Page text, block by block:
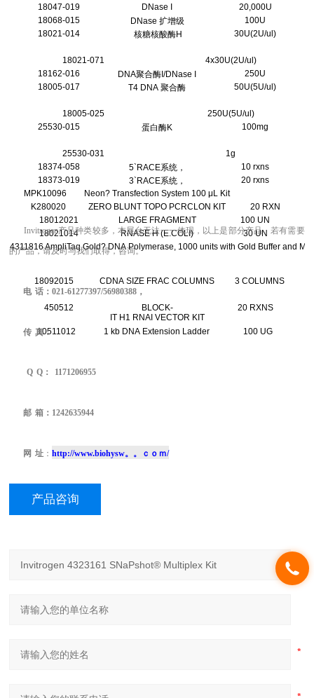
18047-019
DNase I
20,000U
18068-015
DNase 扩增级
100U
18021-014
核糖核酸酶H 30U(2U/ul)
18021-071
4x30U(2U/ul)
18162-016
DNA聚合酶I/DNase I
250U
18005-017
T4 DNA 聚合酶 50U(5U/ul)
18005-025
250U(5U/ul)
25530-015
蛋白酶K 100mg
25530-031
1g
18374-058
5`RACE系统，
10 rxns
18373-019
3`RACE系统，
20 rxns
MPK10096
Neon? Transfection System 100 μL Kit
K280020
ZERO BLUNT TOPO PCRCLON KIT
20 RXN
18012021
LARGE FRAGMENT
100 UN
18021014
RNASE H (E.COLI)
30 UN
4311816AmpliTaq Gold? DNA Polymerase, 1000 units with Gold Buffer and
18092015 CDNA SIZE FRAC COLUMNS 3 COLUMNS
450512
BLOCK-
IT H1 RNAI VECTOR KIT
20 RXNS
10511012 1 kb DNA Extension Ladder 100 UG
Invitrogen产品种类较多，本展台无法一一体现 ， 以上是部分产品，若有需要
的产品，请及时与我们取得，咨询。
电 话：021-61277397/56980388 ，
传 真：
Q Q ： 1171206955
邮 箱：1242635944
网 址 ：http://www.biohysw。。ｃｏｍ/
产品咨询